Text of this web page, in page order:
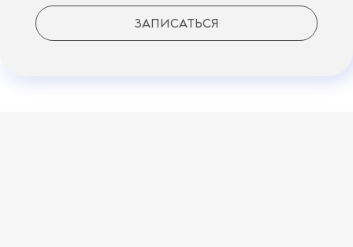
ЗАПИСАТЬСЯ